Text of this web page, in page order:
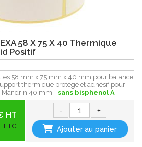
58 X 75 X 40 Thermique
Positif
58 mm x 75 mm x 40 mm pour balance
thermique protégé et adhésif pour
Mandrin 40 mm - sans bisphenol A
HT
TTC
- +
Ajouter au panier